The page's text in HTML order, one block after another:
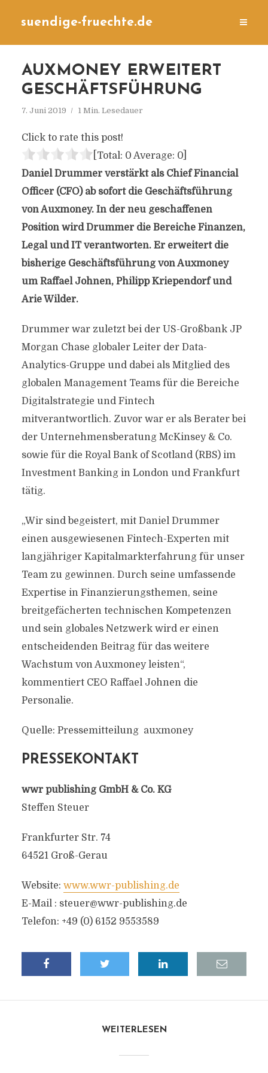
suendige-fruechte.de
AUXMONEY ERWEITERT
GESCHÄFTSFÜHRUNG
7. Juni 2019 1 Min. Lesedauer
Click to rate this post!
[Total: 0 Average: 0]
Daniel Drummer verstärkt als Chief Financial
Officer (CFO) ab sofort die Geschäftsführung
von Auxmoney. In der neu geschaffenen
Position wird Drummer die Bereiche Finanzen,
Legal und IT verantworten. Er erweitert die
bisherige Geschäftsführung von Auxmoney
um Raffael Johnen, Philipp Kriependorf und
Arie Wilder.
Drummer war zuletzt bei der US-Großbank JP
Morgan Chase globaler Leiter der Data-
Analytics-Gruppe und dabei als Mitglied des
globalen Management Teams für die Bereiche
Digitalstrategie und Fintech
mitverantwortlich. Zuvor war er als Berater bei
der Unternehmensberatung McKinsey & Co.
sowie für die Royal Bank of Scotland (RBS) im
Investment Banking in London und Frankfurt
tätig.
„Wir sind begeistert, mit Daniel Drummer
einen ausgewiesenen Fintech-Experten mit
langjähriger Kapitalmarkterfahrung für unser
Team zu gewinnen. Durch seine umfassende
Expertise in Finanzierungsthemen, seine
breitgefächerten technischen Kompetenzen
und sein globales Netzwerk wird er einen
entscheidenden Beitrag für das weitere
Wachstum von Auxmoney leisten“,
kommentiert CEO Raffael Johnen die
Personalie.
Quelle: Pressemitteilung auxmoney
PRESSEKONTAKT
wwr publishing GmbH & Co. KG
Steffen Steuer
Frankfurter Str. 74
64521 Groß-Gerau
Website: www.wwr-publishing.de
E-Mail : steuer@wwr-publishing.de
Telefon: +49 (0) 6152 9553589
WEITERLESEN